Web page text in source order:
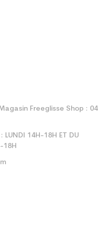
Freeglisse Shop : 04
LUNDI 14H-18H ET DU
18H